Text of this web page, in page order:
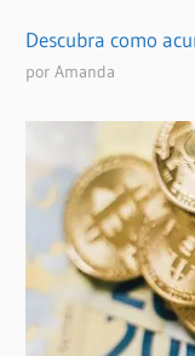
Descubra como
por Amanda